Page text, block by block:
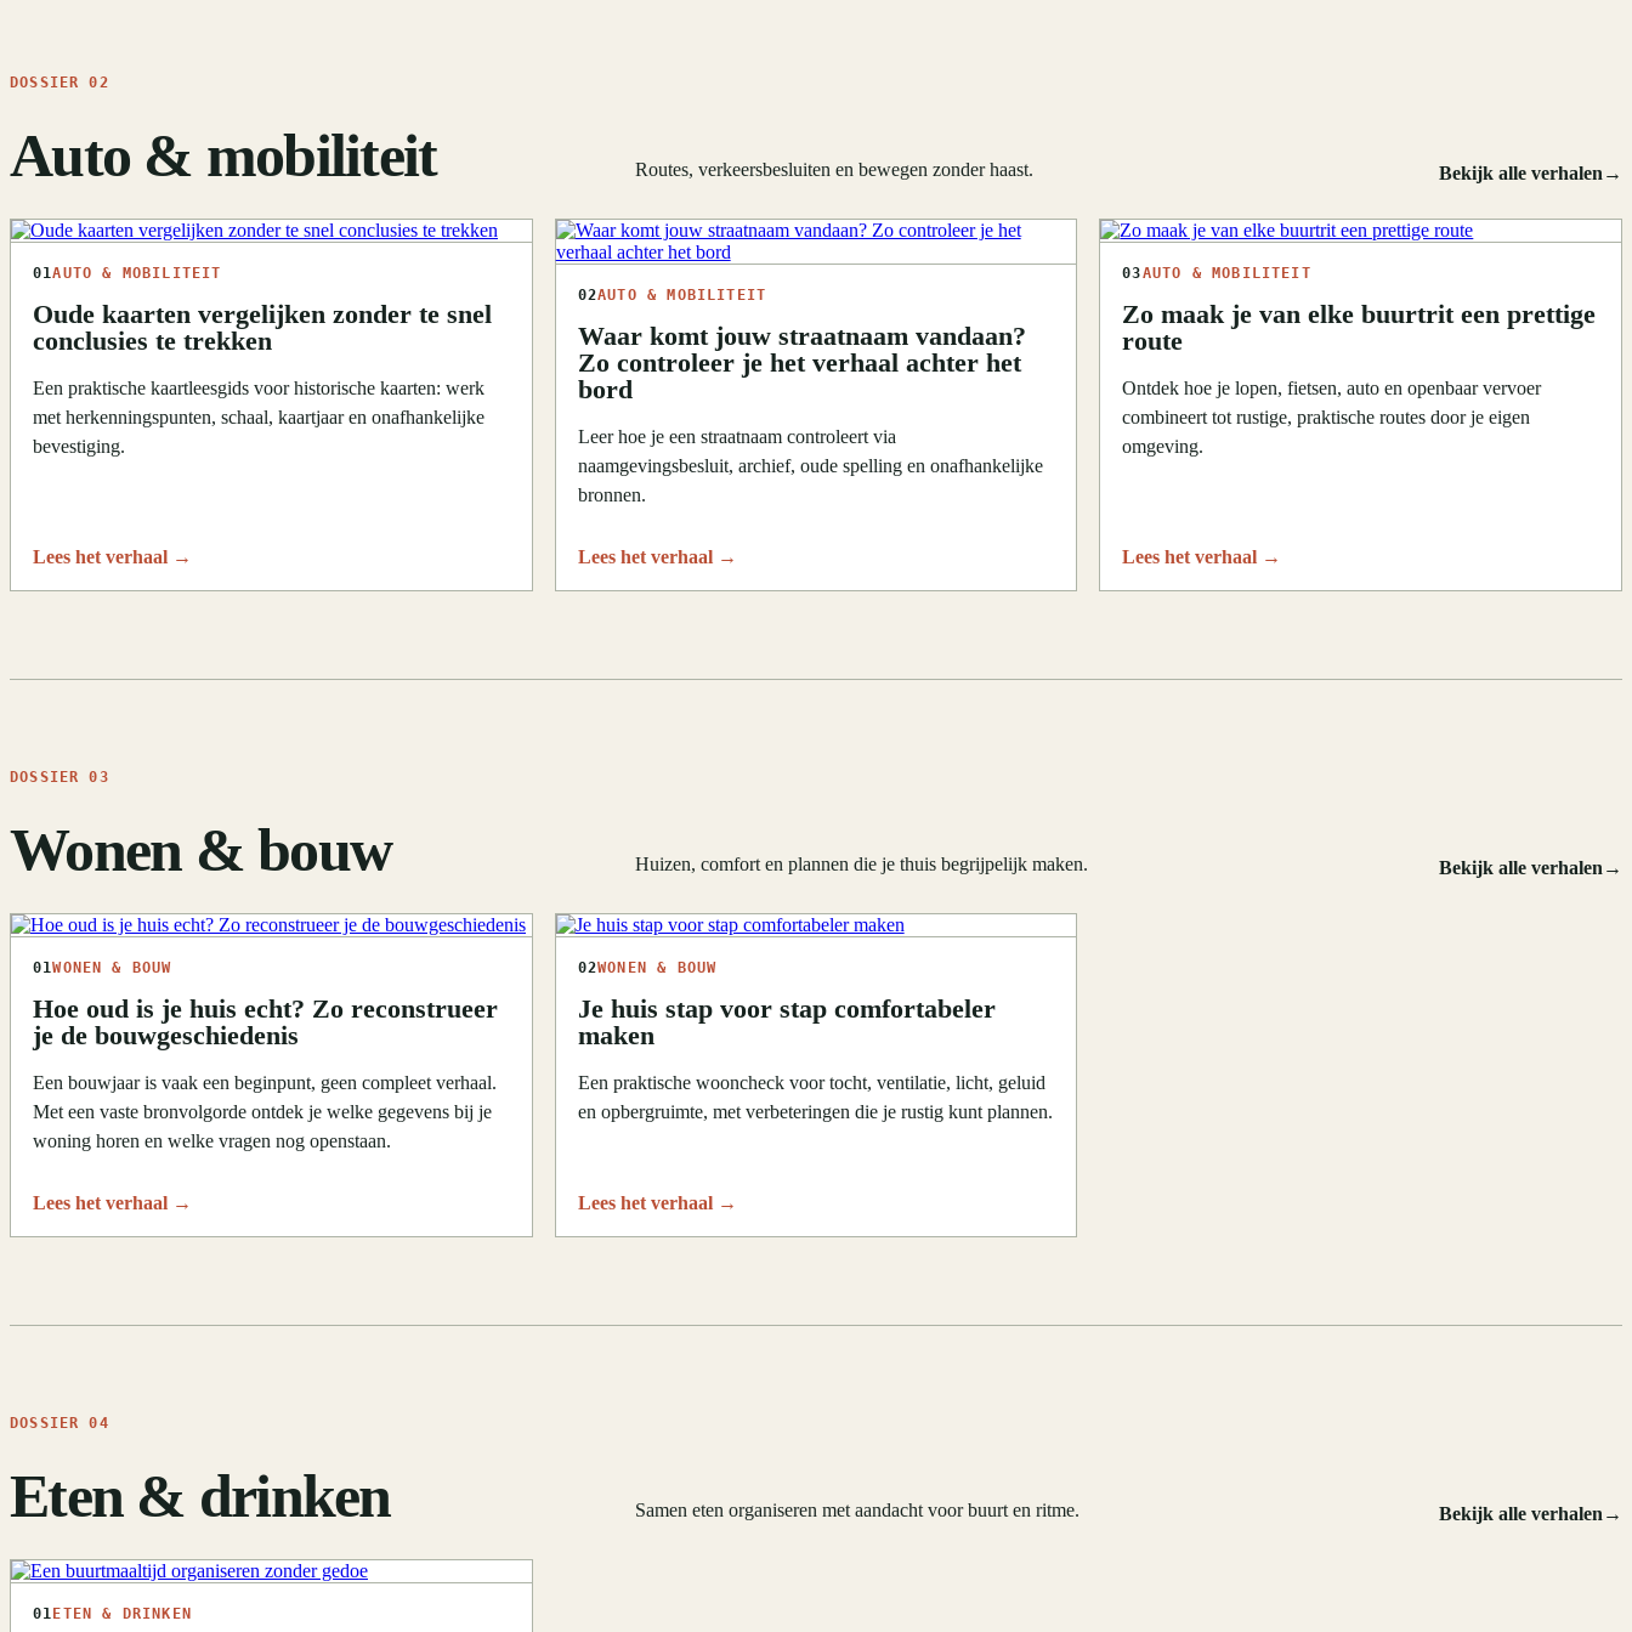
DOSSIER 02
Auto & mobiliteit Routes, verkeersbesluiten en bewegen zonder haast. Bekijk alle verhalen→
01AUTO & MOBILITEIT
Oude kaarten vergelijken zonder te snel
conclusies te trekken
Een praktische kaartleesgids voor historische kaarten: werk
met herkenningspunten, schaal, kaartjaar en onafhankelijke
bevestiging.
Lees het verhaal →
02AUTO & MOBILITEIT
Waar komt jouw straatnaam vandaan?
Zo controleer je het verhaal achter het
bord
Leer hoe je een straatnaam controleert via
naamgevingsbesluit, archief, oude spelling en onafhankelijke
bronnen.
Lees het verhaal →
03AUTO & MOBILITEIT
Zo maak je van elke buurtrit een prettige
route
Ontdek hoe je lopen, fietsen, auto en openbaar vervoer
combineert tot rustige, praktische routes door je eigen
omgeving.
Lees het verhaal →
DOSSIER 03
Wonen & bouw Huizen, comfort en plannen die je thuis begrijpelijk maken. Bekijk alle verhalen→
01WONEN & BOUW
Hoe oud is je huis echt? Zo reconstrueer
je de bouwgeschiedenis
Een bouwjaar is vaak een beginpunt, geen compleet verhaal.
Met een vaste bronvolgorde ontdek je welke gegevens bij je
woning horen en welke vragen nog openstaan.
Lees het verhaal →
02WONEN & BOUW
Je huis stap voor stap comfortabeler
maken
Een praktische wooncheck voor tocht, ventilatie, licht, geluid
en opbergruimte, met verbeteringen die je rustig kunt plannen.
Lees het verhaal →
DOSSIER 04
Eten & drinken Samen eten organiseren met aandacht voor buurt en ritme. Bekijk alle verhalen→
01 ETEN & DRINKEN